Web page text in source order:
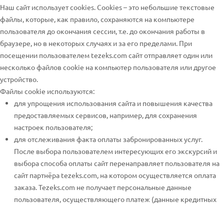
Наш сайт использует cookies. Cookies – это небольшие текстовые
файлы, которые, как правило, сохраняются на компьютере
пользователя до окончания сессии, т.е. до окончания работы в
браузере, но в некоторых случаях и за его пределами. При
посещении пользователем tezeks.com сайт отправляет один или
несколько файлов cookie на компьютер пользователя или другое
устройство.
Файлы cookie используются:
для упрощения использования сайта и повышения качества
предоставляемых сервисов, например, для сохранения
настроек пользователя;
для отслеживания факта оплаты забронированных услуг.
После выбора пользователем интересующих его экскурсий и
выбора способа оплаты сайт перенаправляет пользователя на
сайт партнёра tezeks.com, на котором осуществляется оплата
заказа. Tezeks.com не получает персональные данные
пользователя, осуществляющего платеж (данные кредитных